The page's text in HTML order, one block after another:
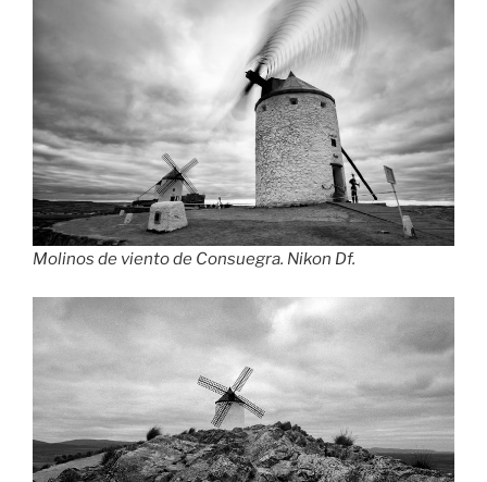
Molinos de viento de Consuegra. Nikon Df.